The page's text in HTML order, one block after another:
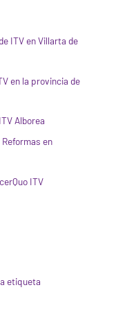
ITV en Villarta de
en la provincia de
Alborea
en
ITV
etiqueta